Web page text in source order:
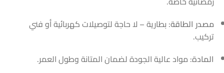
مصدر الطاقة: بطارية – لا حاجة لتوصيلات كهربائية أو فني
تركيب.
المادة: مواد عالية الجودة لضمان المتانة وطول العمر.